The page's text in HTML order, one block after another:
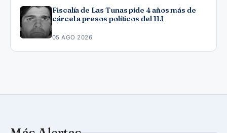
Fiscalía de Las Tunas pide 4 años más de
cárcel a presos políticos del 11J
05 AGO 2026